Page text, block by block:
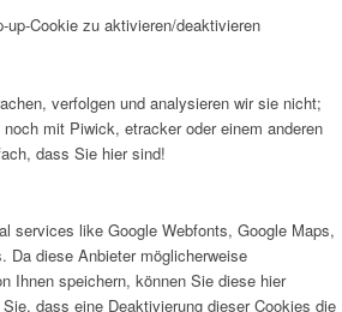
up-Cookie zu aktivieren/deaktivieren
verfolgen und analysieren wir sie nicht;
mit Piwick, etracker oder einem anderen
dass Sie hier sind!
services like Google Webfonts, Google Maps,
Da diese Anbieter möglicherweise
Ihnen speichern, können Sie diese hier
dass eine Deaktivierung dieser Cookies die